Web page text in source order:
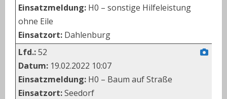
Einsatzmeldung: H0 – sonstige Hilfeleistung
ohne Eile
Einsatzort: Dahlenburg
Lfd.:52
Datum: 19.02.2022 10:07
Einsatzmeldung: H0 – Baum auf Straße
Einsatzort:Seedorf